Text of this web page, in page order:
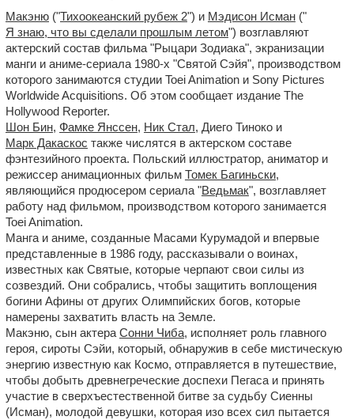
Макэню ("Тихоокеанский рубеж 2") и Мэдисон Исман ("
Я знаю, что вы сделали прошлым летом") возглавляют
актерский состав фильма "Рыцари Зодиака", экранизации
манги и аниме-сериала 1980-х "Святой Сэйя", производством
которого занимаются студии Toei Animation и Sony Pictures
Worldwide Acquisitions. Об этом сообщает издание The
Hollywood Reporter.
Шон Бин, Фамке Янссен, Ник Стал, Диего Тиноко и
Марк Дакаскос также числятся в актерском составе
фэнтезийного проекта. Польский иллюстратор, аниматор и
режиссер анимационных фильм Томек Багиньски,
являющийся продюсером сериала "Ведьмак", возглавляет
работу над фильмом, производством которого занимается
Toei Animation.
Манга и аниме, созданные Масами Курумадой и впервые
представленные в 1986 году, рассказывали о воинах,
известных как Святые, которые черпают свои силы из
созвездий. Они собрались, чтобы защитить воплощения
богини Афины от других Олимпийских богов, которые
намерены захватить власть на Земле.
Макэню, сын актера Сонни Чиба, исполняет роль главного
героя, сироты Сэйи, который, обнаружив в себе мистическую
энергию известную как Космо, отправляется в путешествие,
чтобы добыть древнегреческие доспехи Пегаса и принять
участие в сверхъестественной битве за судьбу Сиенны
(Исман), молодой девушки, которая изо всех сил пытается